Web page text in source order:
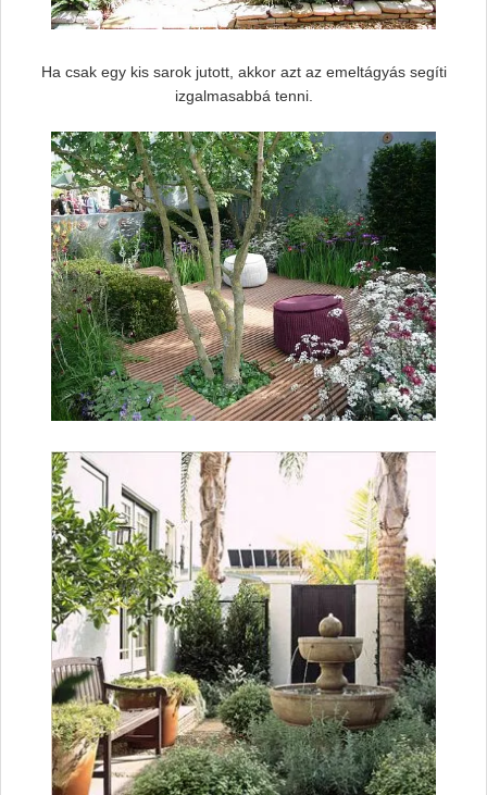
Ha csak egy kis sarok jutott, akkor azt az emeltágyás segíti
izgalmasabbá tenni.